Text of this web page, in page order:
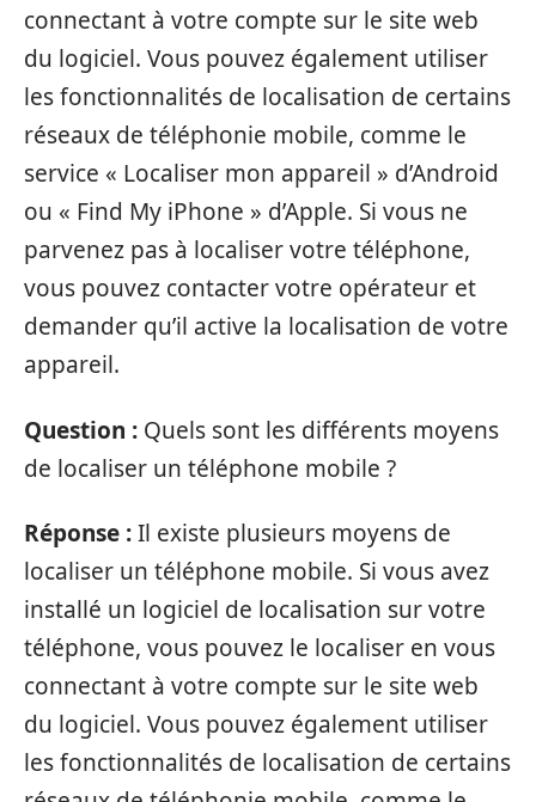
connectant à votre compte sur le site web
du logiciel. Vous pouvez également utiliser
les fonctionnalités de localisation de certains
réseaux de téléphonie mobile, comme le
service « Localiser mon appareil » d’Android
ou « Find My iPhone » d’Apple. Si vous ne
parvenez pas à localiser votre téléphone,
vous pouvez contacter votre opérateur et
demander qu’il active la localisation de votre
appareil.
Question : Quels sont les différents moyens
de localiser un téléphone mobile ?
Réponse :Il existe plusieurs moyens de
localiser un téléphone mobile. Si vous avez
installé un logiciel de localisation sur votre
téléphone, vous pouvez le localiser en vous
connectant à votre compte sur le site web
du logiciel. Vous pouvez également utiliser
les fonctionnalités de localisation de certains